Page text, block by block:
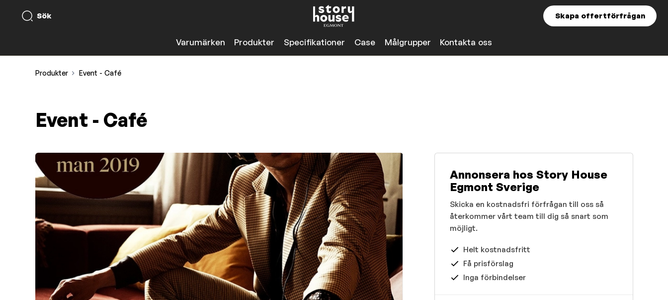
Sök Skapa offertförfrågan
Varumärken Produkter Specifikationer Case Målgrupper Kontakta oss
Produkter Event - Café
Event - Café
Annonsera hos Story House
Egmont Sverige
Skicka en kostnadsfri förfrågan till oss så
återkommer vårt team till dig så snart som
möjligt.
Helt kostnadsfritt
Få prisförslag
Inga förbindelser